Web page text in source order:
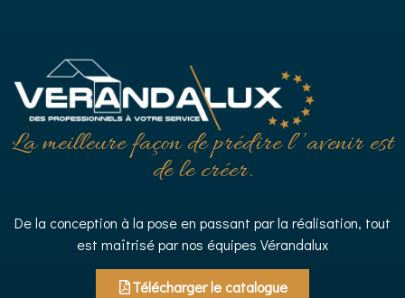
La meilleure façon de prédire l’’avenir est
de le créer.
De la conception à la pose en passant par la réalisation, tout
est maîtrisé par nos équipes Vérandalux
Télécharger le catalogue